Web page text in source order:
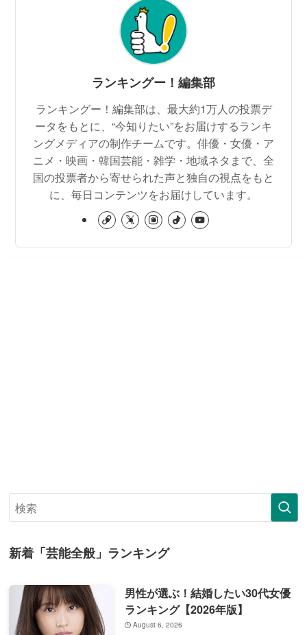
ランキングー！編集部
ランキングー！編集部は、最大約1万人の投票デ
ータをもとに、“今知りたい”をお届けするランキ
ングメディアの制作チームです。俳優・女優・ア
ニメ・映画・韓国芸能・雑学・地域ネタまで、全
国の投票者から寄せられた声と独自の視点をもと
に、毎日コンテンツをお届けしています。
新着「芸能全般」ランキング
男性が選ぶ！結婚したい30代女優
ランキング【2026年版】
August 6, 2026